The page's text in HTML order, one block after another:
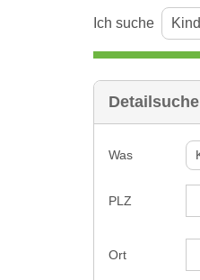
Ich suche
Detailsuche
Was
PLZ
Ort